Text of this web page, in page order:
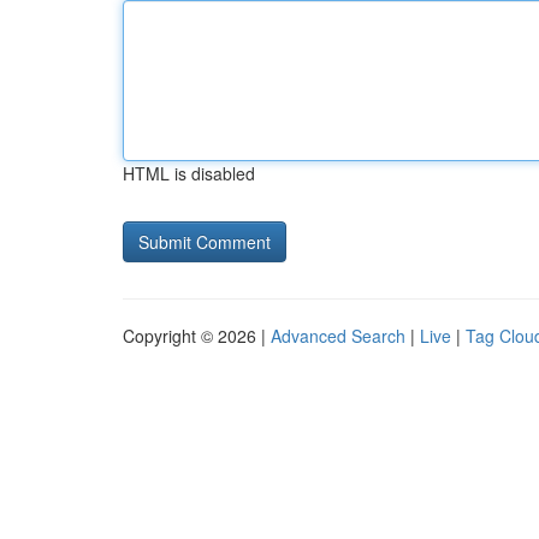
HTML is disabled
Copyright © 2026 | Advanced Search | Live | Tag